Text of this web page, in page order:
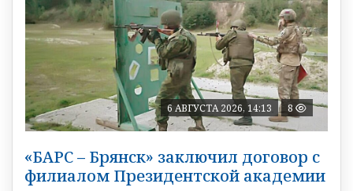
6 АВГУСТА 2026, 14:13 8
«БАРС – Брянск» заключил договор с
филиалом Президентской академии